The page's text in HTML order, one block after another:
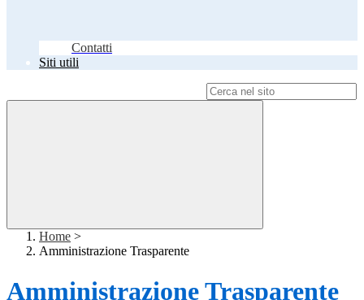
Contatti
Siti utili
Home >
Amministrazione Trasparente
Amministrazione Trasparente